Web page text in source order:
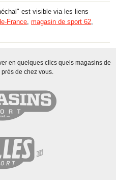
est visible via les liens
France magasin de sport 62
en quelques clics quels magasins de
de chez vous.